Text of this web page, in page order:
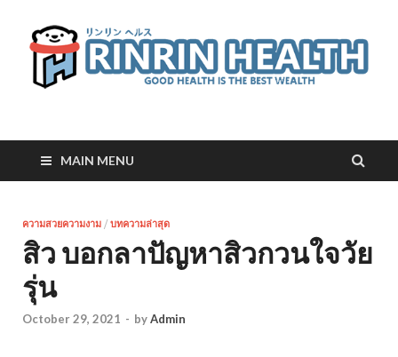
RinRin Health
MAIN MENU
ความสวยความงาม / บทความล่าสุด
สิว บอกลาปัญหาสิวกวนใจวัย
รุ่น
October 29, 2021 - byAdmin